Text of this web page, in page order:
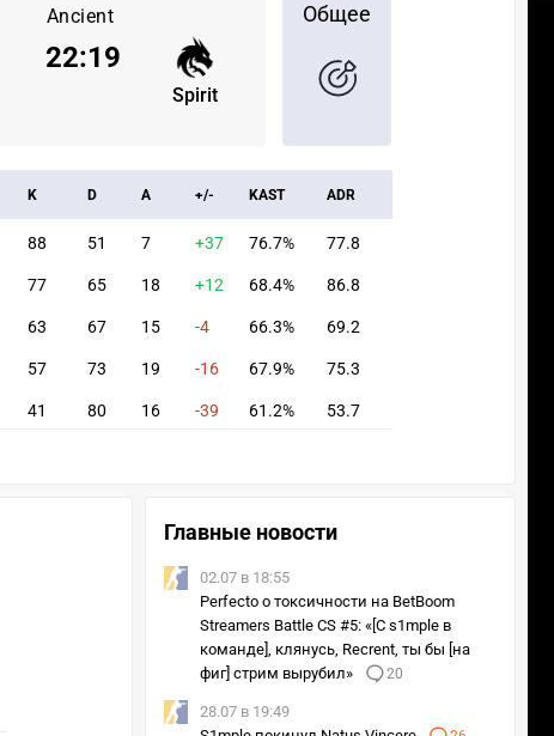
Ancient
Spirit
22:19
Общее
K D A +/- KAST ADR
88 51 7 +37 76.7% 77.8
77 65 18 +12 68.4% 86.8
63 67 15 -4 66.3% 69.2
57 73 19 -16 67.9% 75.3
41 80 16 -39 61.2% 53.7
Главные новости
02.07 в 18:55
Perfecto о токсичности на BetBoom
Streamers Battle CS #5: «[С s1mple в
команде], клянусь, Recrent, ты бы [на
фиг] стрим вырубил»
20
28.07 в 19:49